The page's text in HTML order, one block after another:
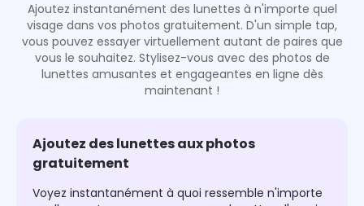
Ajoutez instantanément des lunettes à n'importe quel
visage dans vos photos gratuitement. D'un simple tap,
vous pouvez essayer virtuellement autant de paires que
vous le souhaitez. Stylisez-vous avec des photos de
lunettes amusantes et engageantes en ligne dès
maintenant !
Ajoutez des lunettes aux photos
gratuitement
Voyez instantanément à quoi ressemble n'importe